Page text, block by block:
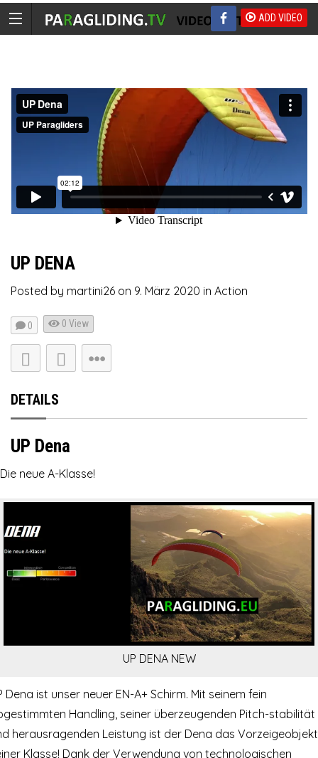
ADD VIDEO
UP DENA
Posted by martini26 on 9. März 2020 in Action
0 0 View
DETAILS
UP Dena
Die neue A-Klasse!
UP DENA NEW
Dena ist unser neuer EN-A+ Schirm. Mit seinem fein
Handling, seiner überzeugenden Pitch-stabilität
herausragenden Leistung ist der Dena das Vorzeigeobjekt
Klasse! Dank der Verwendung von technologischen